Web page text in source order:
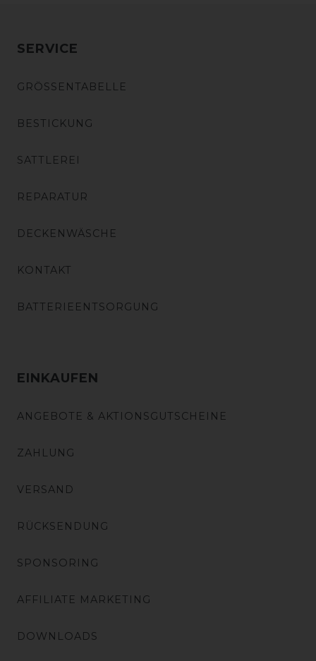
SERVICE
GRÖSSENTABELLE
BESTICKUNG
SATTLEREI
REPARATUR
DECKENWÄSCHE
KONTAKT
BATTERIEENTSORGUNG
EINKAUFEN
ANGEBOTE & AKTIONSGUTSCHEINE
ZAHLUNG
VERSAND
RÜCKSENDUNG
SPONSORING
AFFILIATE MARKETING
DOWNLOADS